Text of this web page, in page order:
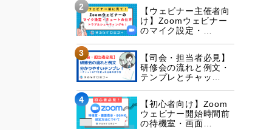
2
【ウェビナー主催者向
け】Zoomウェビナー
のマイク設定・…
3
【司会・担当者必見】
研修会の流れと例文・
テンプレとチャッ…
4
【初心者向け】Zoom
ウェビナー開始時間前
の待機室・画面…